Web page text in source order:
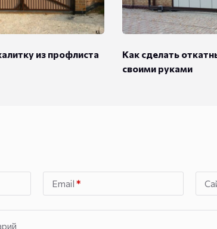
из профлиста
Как сделать
своими руками
Email *